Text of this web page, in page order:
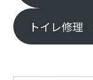
トイレ修理